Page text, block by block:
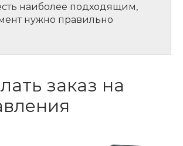
наиболее подходящим,
нужно правильно
заказ на